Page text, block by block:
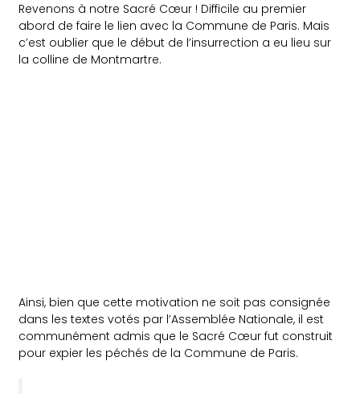
Revenons à notre Sacré Cœur ! Difficile au premier
abord de faire le lien avec la Commune de Paris. Mais
c’est oublier que le début de l’insurrection a eu lieu sur
la colline de Montmartre.
Ainsi, bien que cette motivation ne soit pas consignée
dans les textes votés par l’Assemblée Nationale, il est
communément admis que le Sacré Cœur fut construit
pour expier les péchés de la Commune de Paris.